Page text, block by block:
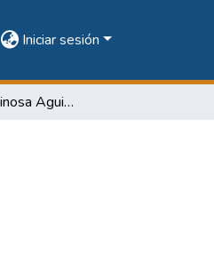
Iniciar sesión
Dr. Reinaldo Espinosa Aguilar: Ecuadorian botanist and scientist